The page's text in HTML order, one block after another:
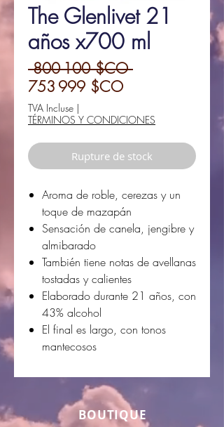
The Glenlivet 21
años x700 ml
800 100 $CO Prix
753 999 $COPrix
TVA Incluse |
TÉRMINOS Y CONDICIONES
Rupture de stock
Aroma de roble, cerezas y un
toque de mazapán
Sensación de canela, jengibre y
almibarado
También tiene notas de avellanas
tostadas y calientes
Elaborado durante 21 años, con
43% alcohol
El final es largo, con tonos
mantecosos
BOUTIQUE